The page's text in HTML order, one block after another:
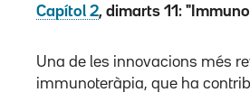
Capítol 2, dimarts 11:
Una de les innovacions més
immunoteràpia, que ha